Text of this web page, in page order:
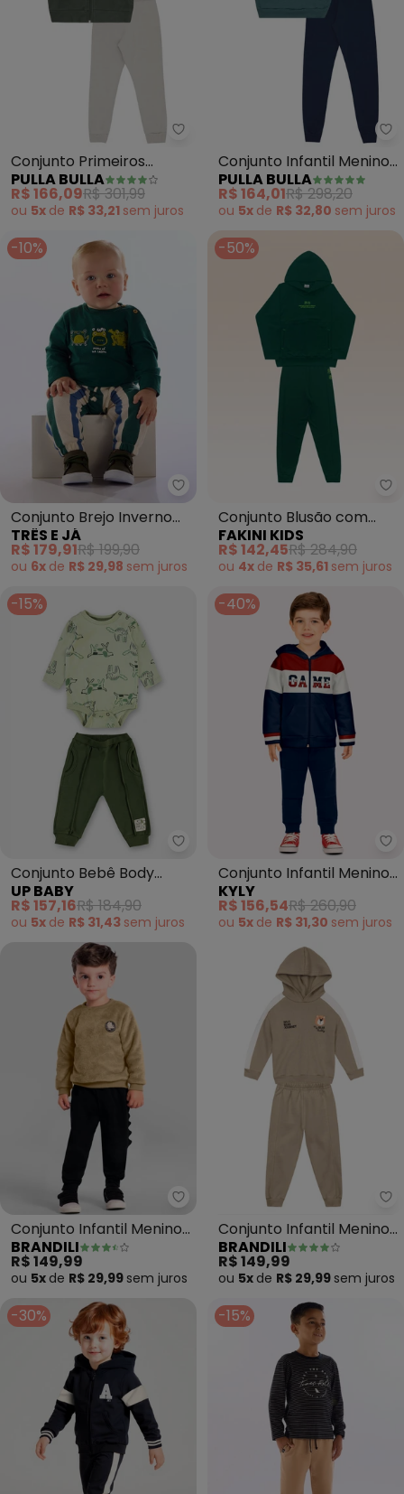
Pulla Bulla - Conjunto
Conjunto Primeiros
Passos Malha Soft
(Verde)
PULLA BULLA
R$ 166,09R$ 301,99
ou 5x de R$ 33,21 sem juros
Conjunto Infantil Menino
Moletom (Verde)
PULLA BULLA
R$ 164,01R$ 298,20
ou 5x de R$ 32,80 sem juros
-10%
Três e Já - Conjunto Brejo
Conjunto Brejo Inverno
Bebê Verde
TRÊS E JÁ
R$ 179,91R$ 199,90
ou 6x de R$ 29,98 sem juros
-50%
Conjunto Blusão com
Capuz e Calça (Verde)
FAKINI KIDS
R$ 142,45R$ 284,90
ou 4x de R$ 35,61 sem juros
-15%
Up Baby - Conjunto Bebê Body
Conjunto Bebê Body
Estampado Verde
UP BABY
R$ 157,16R$ 184,90
ou 5x de R$ 31,43 sem juros
-40%
Conjunto Infantil Menino
Game (Marinho)
KYLY
R$ 156,54R$ 260,90
ou 5x de R$ 31,30 sem juros
Brandili - Conjunto Infantil
Conjunto Infantil Menino
de Dinossauro (Marrom)
BRANDILI
R$ 149,99
ou 5x de R$ 29,99 sem juros
Conjunto Infantil Menino
de Ursinho (Marrom)
BRANDILI
R$ 149,99
ou 5x de R$ 29,99 sem juros
-30% -15%